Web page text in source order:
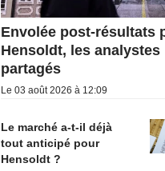
Envolée post-résultats
Hensoldt, les analystes
partagés
Le 03 août 2026 à 12:09
Le marché a-t-il déjà
tout anticipé pour
Hensoldt ?